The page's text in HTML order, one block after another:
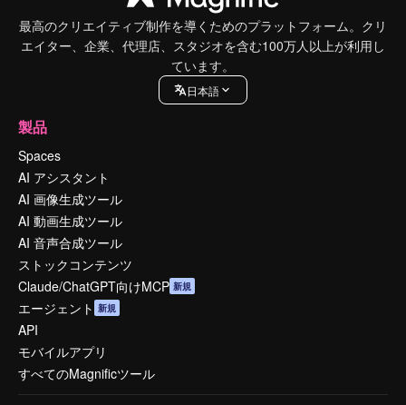
最高のクリエイティブ制作を導くためのプラットフォーム。クリ
エイター、企業、代理店、スタジオを含む100万人以上が利用し
ています。
日本語
製品
Spaces
AI アシスタント
AI 画像生成ツール
AI 動画生成ツール
AI 音声合成ツール
ストックコンテンツ
Claude/ChatGPT向けMCP 新規
エージェント 新規
API
モバイルアプリ
すべてのMagnificツール